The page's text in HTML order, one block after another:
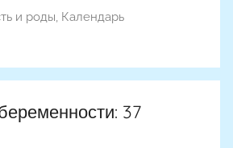
и роды, Календарь
37